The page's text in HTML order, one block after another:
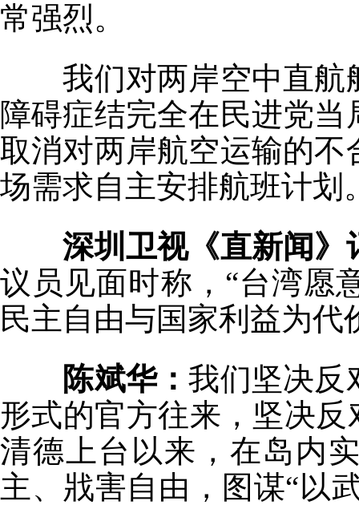
常强烈。
我们对两岸空中直航
障碍症结完全在民进党
取消对两岸航空运输的
场需求自主安排航班计划
深圳卫视《直新闻》
议员见面时称，“台湾愿
民主自由与国家利益为代
陈斌华：我们坚决反
形式的官方往来，坚决
清德上台以来，在岛内
主、戕害自由，图谋“以